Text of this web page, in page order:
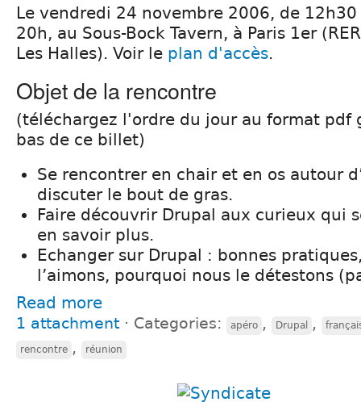
Le vendredi 24 novembre 2006, de
20h, au Sous-Bock Tavern, à Paris 1er
Les Halles). Voir le plan d'accès.
Objet de la rencontre
(téléchargez l'ordre du jour au format pdf
bas de ce billet)
Se rencontrer en chair et en os autour
discuter le bout de gras.
Faire découvrir Drupal aux curieux qui
en savoir plus.
Echanger sur Drupal : bonnes
l’aimons, pourquoi nous le détestons
Read more
1 attachment ⋅ Categories: apéro , Drupal ,
rencontre , réunion